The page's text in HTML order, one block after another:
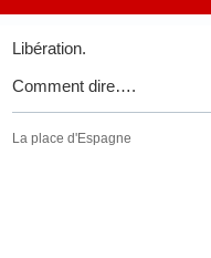
Libération.
Comment dire….
La place d'Espagne